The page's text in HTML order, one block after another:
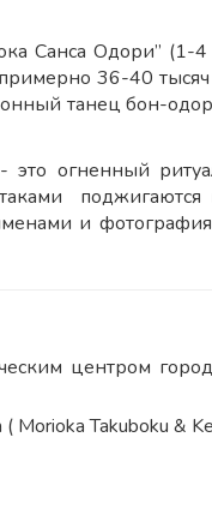
Одори” (1-4
36-40
танец бон-
огненный
поджигаются
и
центром
Takuboku &